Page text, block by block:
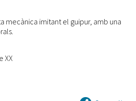
mecànica imitant el guipur, amb una
XX